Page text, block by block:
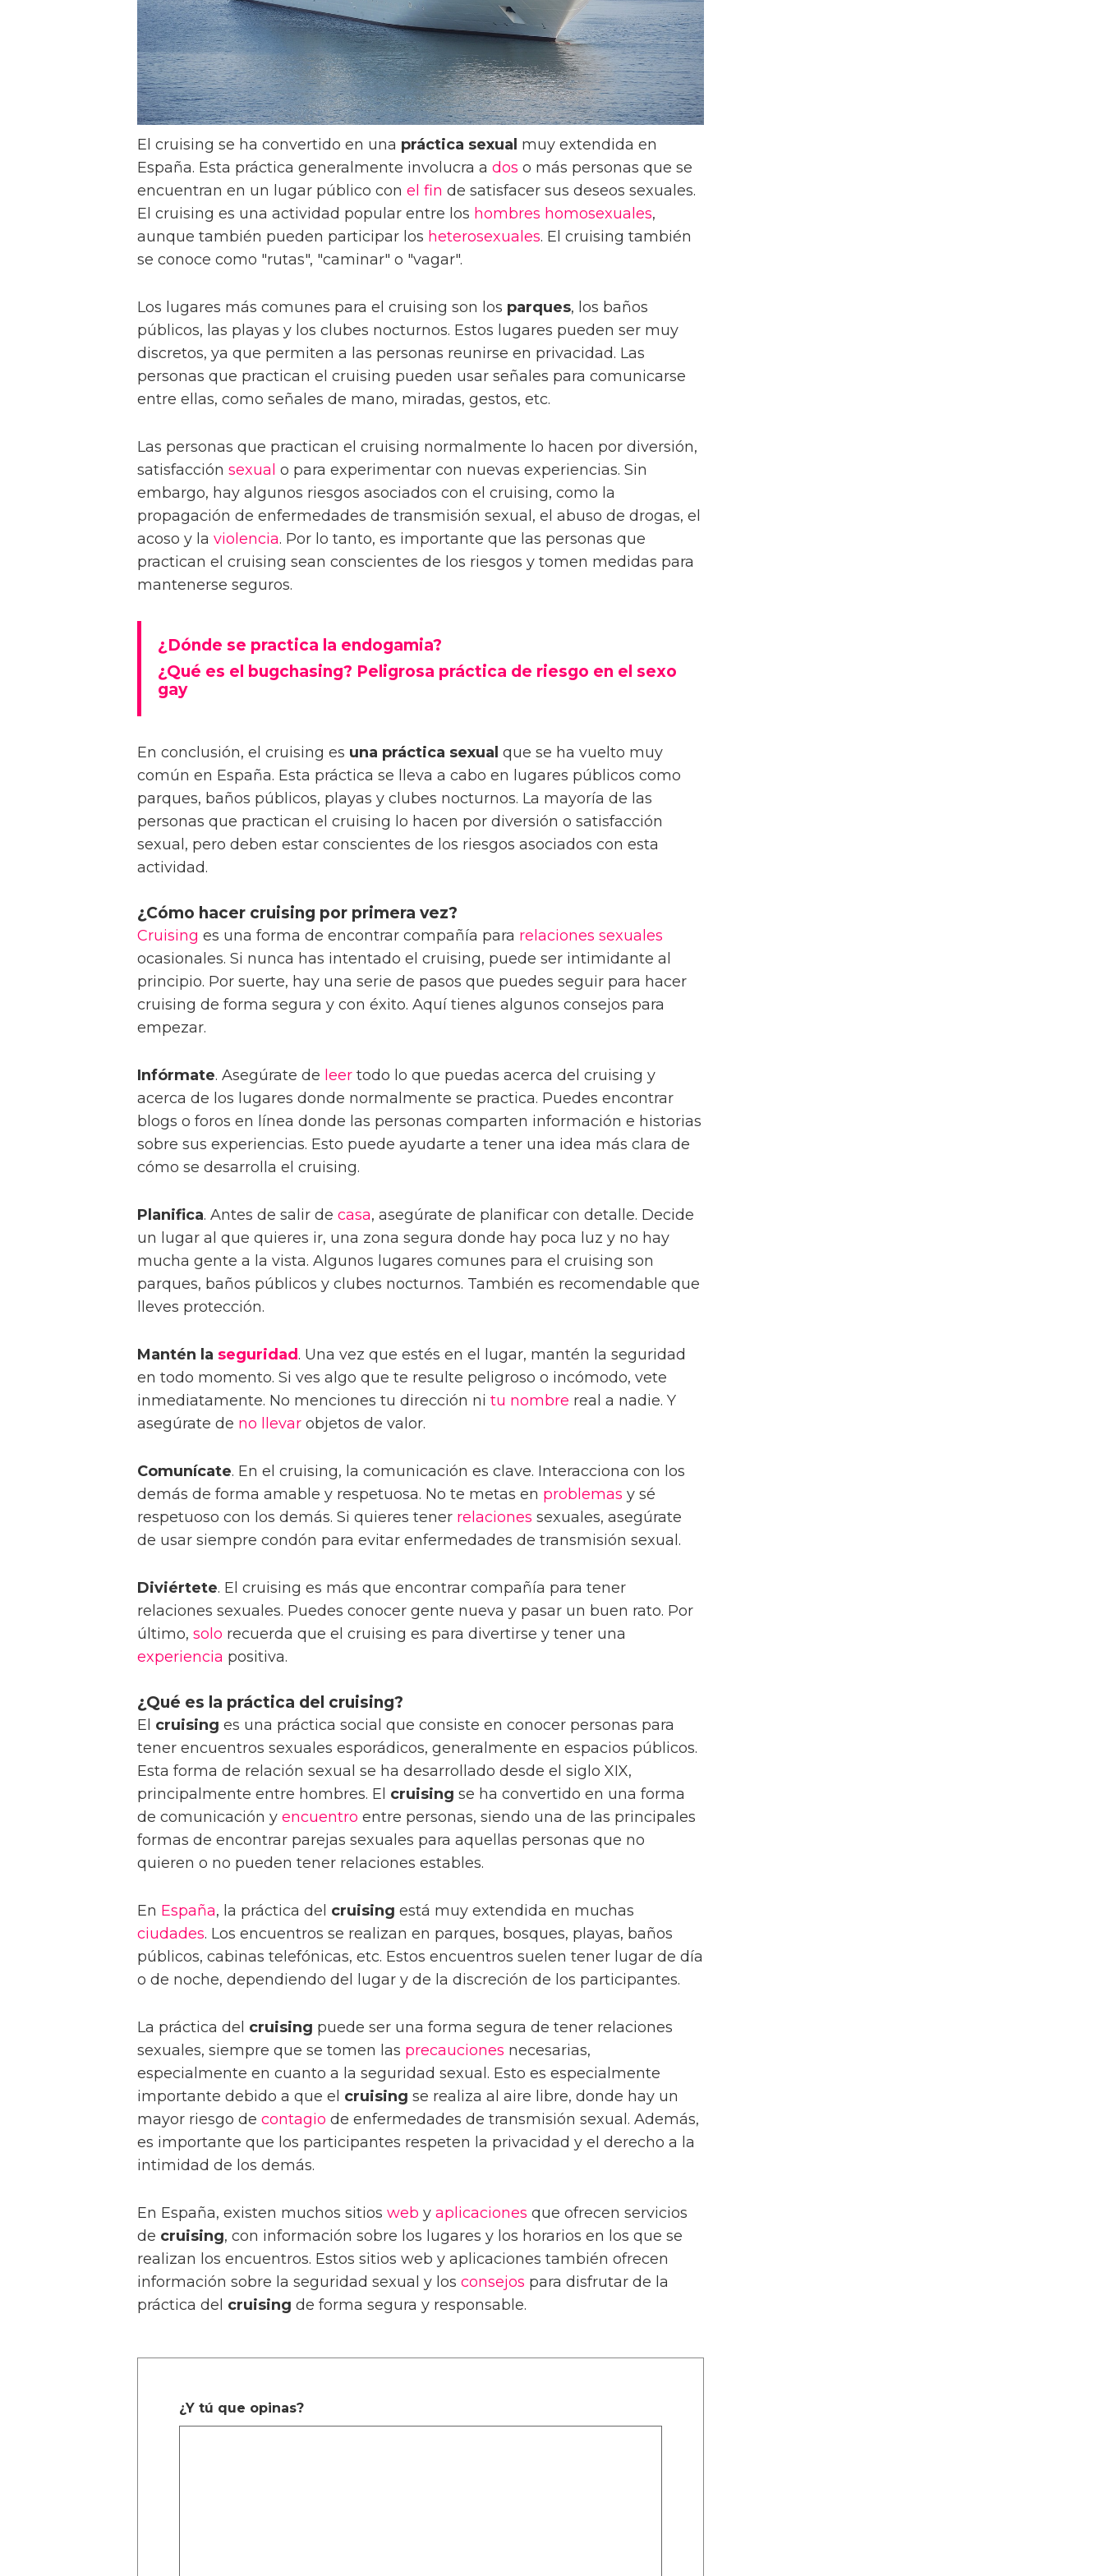
El cruising se ha convertido en una práctica sexual muy extendida en
España. Esta práctica generalmente involucra a dos o más personas que se
encuentran en un lugar público con el fin de satisfacer sus deseos sexuales.
El cruising es una actividad popular entre los hombres homosexuales,
aunque también pueden participar los heterosexuales. El cruising también
se conoce como "rutas", "caminar" o "vagar".
Los lugares más comunes para el cruising son los parques, los baños
públicos, las playas y los clubes nocturnos. Estos lugares pueden ser muy
discretos, ya que permiten a las personas reunirse en privacidad. Las
personas que practican el cruising pueden usar señales para comunicarse
entre ellas, como señales de mano, miradas, gestos, etc.
Las personas que practican el cruising normalmente lo hacen por diversión,
satisfacción sexual o para experimentar con nuevas experiencias. Sin
embargo, hay algunos riesgos asociados con el cruising, como la
propagación de enfermedades de transmisión sexual, el abuso de drogas, el
acoso y la violencia. Por lo tanto, es importante que las personas que
practican el cruising sean conscientes de los riesgos y tomen medidas para
mantenerse seguros.
¿Dónde se practica la endogamia?
¿Qué es el bugchasing? Peligrosa práctica de riesgo en el sexo
gay
En conclusión, el cruising es una práctica sexual que se ha vuelto muy
común en España. Esta práctica se lleva a cabo en lugares públicos como
parques, baños públicos, playas y clubes nocturnos. La mayoría de las
personas que practican el cruising lo hacen por diversión o satisfacción
sexual, pero deben estar conscientes de los riesgos asociados con esta
actividad.
¿Cómo hacer cruising por primera vez?
Cruising es una forma de encontrar compañía para relaciones sexuales
ocasionales. Si nunca has intentado el cruising, puede ser intimidante al
principio. Por suerte, hay una serie de pasos que puedes seguir para hacer
cruising de forma segura y con éxito. Aquí tienes algunos consejos para
empezar.
Infórmate. Asegúrate de leer todo lo que puedas acerca del cruising y
acerca de los lugares donde normalmente se practica. Puedes encontrar
blogs o foros en línea donde las personas comparten información e historias
sobre sus experiencias. Esto puede ayudarte a tener una idea más clara de
cómo se desarrolla el cruising.
Planifica. Antes de salir de casa, asegúrate de planificar con detalle. Decide
un lugar al que quieres ir, una zona segura donde hay poca luz y no hay
mucha gente a la vista. Algunos lugares comunes para el cruising son
parques, baños públicos y clubes nocturnos. También es recomendable que
lleves protección.
Mantén la seguridad . Una vez que estés en el lugar, mantén la seguridad
en todo momento. Si ves algo que te resulte peligroso o incómodo, vete
inmediatamente. No menciones tu dirección ni tu nombre real a nadie. Y
asegúrate de no llevar objetos de valor.
Comunícate. En el cruising, la comunicación es clave. Interacciona con los
demás de forma amable y respetuosa. No te metas en problemas y sé
respetuoso con los demás. Si quieres tener relaciones sexuales, asegúrate
de usar siempre condón para evitar enfermedades de transmisión sexual.
Diviértete. El cruising es más que encontrar compañía para tener
relaciones sexuales. Puedes conocer gente nueva y pasar un buen rato. Por
último, solo recuerda que el cruising es para divertirse y tener una
experiencia positiva.
¿Qué es la práctica del cruising?
El cruising es una práctica social que consiste en conocer personas para
tener encuentros sexuales esporádicos, generalmente en espacios públicos.
Esta forma de relación sexual se ha desarrollado desde el siglo XIX,
principalmente entre hombres. El cruising se ha convertido en una forma
de comunicación y encuentro entre personas, siendo una de las principales
formas de encontrar parejas sexuales para aquellas personas que no
quieren o no pueden tener relaciones estables.
En España, la práctica del cruising está muy extendida en muchas
ciudades. Los encuentros se realizan en parques, bosques, playas, baños
públicos, cabinas telefónicas, etc. Estos encuentros suelen tener lugar de día
o de noche, dependiendo del lugar y de la discreción de los participantes.
La práctica del cruising puede ser una forma segura de tener relaciones
sexuales, siempre que se tomen las precauciones necesarias,
especialmente en cuanto a la seguridad sexual. Esto es especialmente
importante debido a que el cruising se realiza al aire libre, donde hay un
mayor riesgo de contagio de enfermedades de transmisión sexual. Además,
es importante que los participantes respeten la privacidad y el derecho a la
intimidad de los demás.
En España, existen muchos sitios web y aplicaciones que ofrecen servicios
de cruising, con información sobre los lugares y los horarios en los que se
realizan los encuentros. Estos sitios web y aplicaciones también ofrecen
información sobre la seguridad sexual y los consejos para disfrutar de la
práctica del cruising de forma segura y responsable.
¿Y tú que opinas?